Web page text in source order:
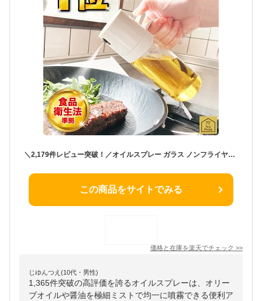
＼2,179件レビュー突破！／オイルスプレー ガラス ノンフライヤー 液だれしない オイルボトル 油 スプレー 料理用 オリーブオイル 噴霧器ボトル 極細のミスト スプレー容器 食用油 醤油スプレー 282-K190-N01
この商品をサイトでみる
価格と在庫を楽天でチェック >>
じゆんつえ(10代・男性)
1,365件突破の高評価を誇るオイルスプレーは、オリー
ブオイルや醤油を極細ミストで均一に噴霧できる便利ア